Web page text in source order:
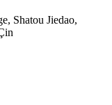
Shatou Jiedao,